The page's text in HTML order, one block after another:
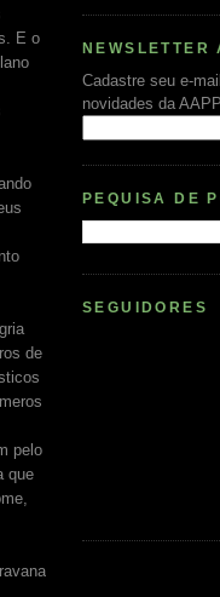
E o
de
pelo
que
NEWSLETTER
Cadastre seu e-
novidades da
PEQUISA DE
SEGUIDORES